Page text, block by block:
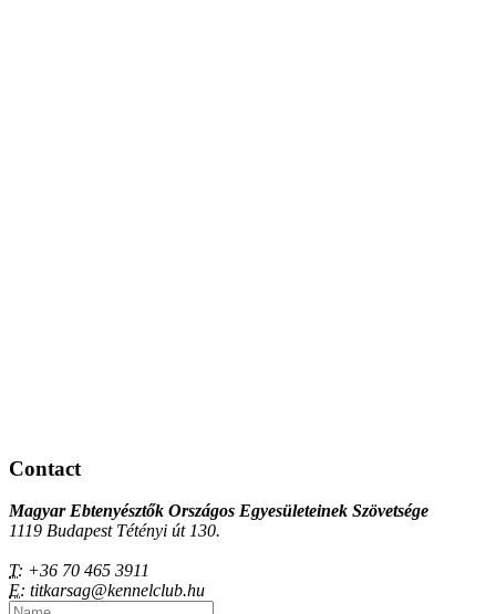
Contact
Magyar Ebtenyésztők Országos Egyesületeinek Szövetsége
1119 Budapest Tétényi út 130.
T: +36 70 465 3911
E: titkarsag@kennelclub.hu